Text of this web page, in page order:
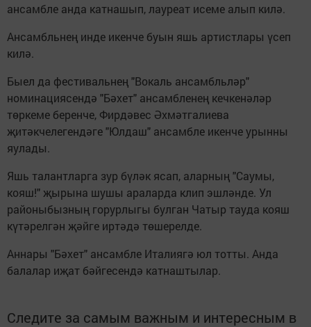
ансамбле анда катнашып, лауреат исеме алып килә.
Ансамбльнең инде икенче буын яшь артистлары үсеп
килә.
Быел да фестивальнең "Вокаль ансамбльләр"
номинациясендә "Бәхет" ансамбленең кечкенәләр
төркеме беренче, Фирдәвес Әхмәтгалиева
җитәкчелегендәге "Юлдаш" ансамбле икенче урынны
яулады.
Яшь талантларга зур бүләк ясап, аларның "Саумы,
кояш!" җырына шушы араларда клип эшләнде. Ул
районыбызның горурлыгы булган Чатыр тауда кояш
күтәрелгән җәйге иртәдә төшерелде.
Аннары "Бәхет" ансамбле Италиягә юл тотты. Анда
балалар иҗат бәйгесендә катнаштылар.
Следите за самым важным и интересным в